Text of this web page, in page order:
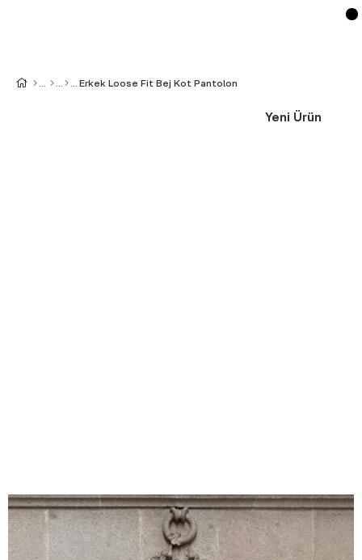
Erkek Loose Fit Bej Kot Pantolon
Yeni Ürün